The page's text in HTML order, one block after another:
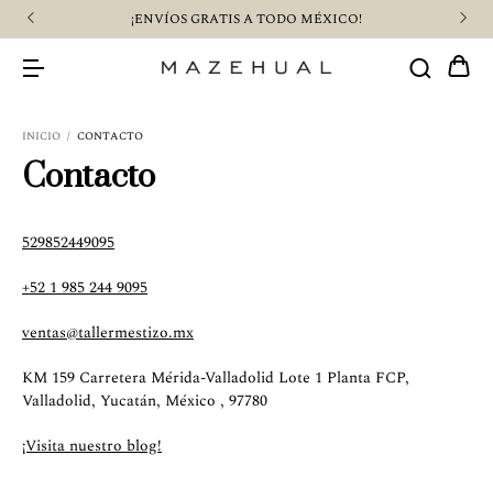
¡ENVÍOS GRATIS A TODO MÉXICO!
INICIO / CONTACTO
Contacto
529852449095
+52 1 985 244 9095
ventas@tallermestizo.mx
KM 159 Carretera Mérida-Valladolid Lote 1 Planta FCP,
Valladolid, Yucatán, México , 97780
¡Visita nuestro blog!